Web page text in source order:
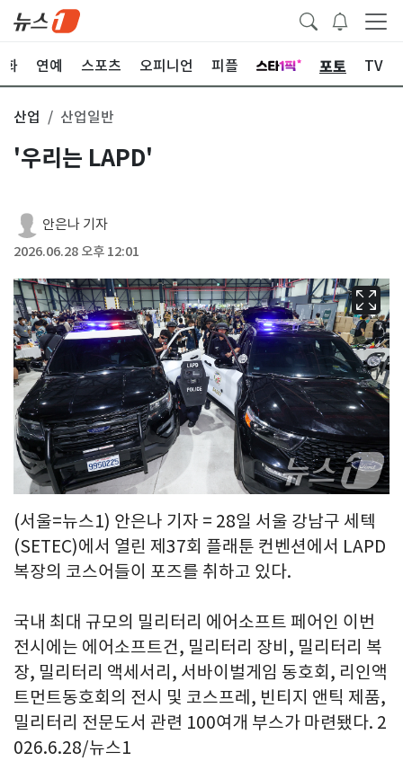
화 연예 스포츠 오피니언 피플 포토 TV
산업 산업일반
'우리는 LAPD'
안은나 기자
2026.06.28 오후 12:01
(서울=뉴스1) 안은나 기자 = 28일 서울 강남구 세텍
(SETEC)에서 열린 제37회 플래툰 컨벤션에서 LAPD
복장의 코스어들이 포즈를 취하고 있다.
국내 최대 규모의 밀리터리 에어소프트 페어인 이번
전시에는 에어소프트건, 밀리터리 장비, 밀리터리 복
장, 밀리터리 액세서리, 서바이벌게임 동호회, 리인액
트먼트동호회의 전시 및 코스프레, 빈티지 앤틱 제품,
밀리터리 전문도서 관련 100여개 부스가 마련됐다. 2
026.6.28/뉴스1